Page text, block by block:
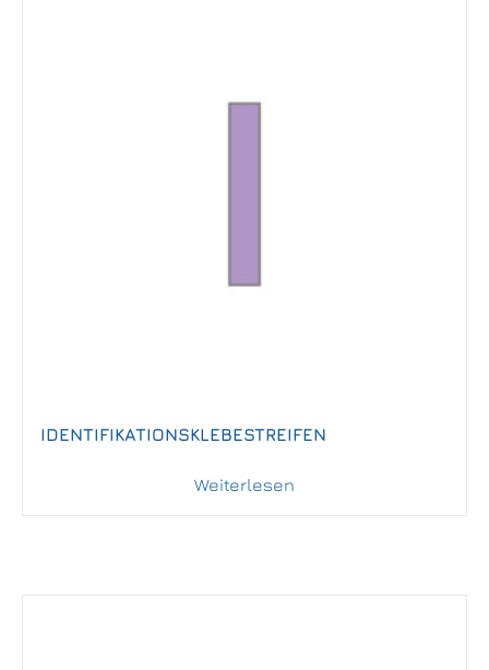
IDENTIFIKATIONSKLEBESTREIFEN
Weiterlesen